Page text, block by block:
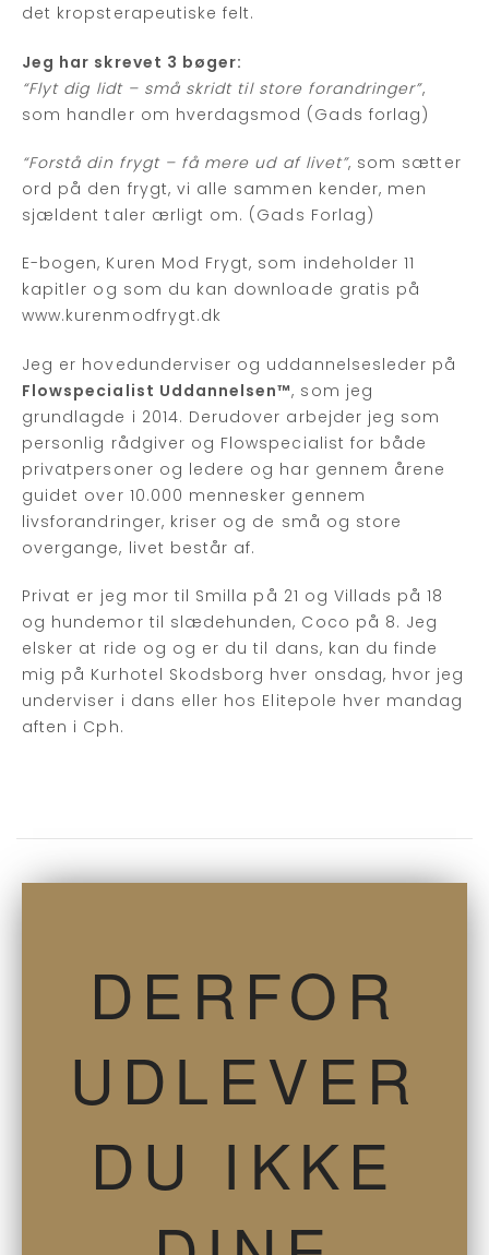
det kropsterapeutiske felt.
Jeg har skrevet 3 bøger:
“Flyt dig lidt – små skridt til store forandringer”,
som handler om hverdagsmod (Gads forlag)
“Forstå din frygt – få mere ud af livet”, som sætter
ord på den frygt, vi alle sammen kender, men
sjældent taler ærligt om. (Gads Forlag)
E-bogen, Kuren Mod Frygt, som indeholder 11
kapitler og som du kan downloade gratis på
www.kurenmodfrygt.dk
Jeg er hovedunderviser og uddannelsesleder på
Flowspecialist Uddannelsen™, som jeg
grundlagde i 2014. Derudover arbejder jeg som
personlig rådgiver og Flowspecialist for både
privatpersoner og ledere og har gennem årene
guidet over 10.000 mennesker gennem
livsforandringer, kriser og de små og store
overgange, livet består af.
Privat er jeg mor til Smilla på 21 og Villads på 18
og hundemor til slædehunden, Coco på 8. Jeg
elsker at ride og og er du til dans, kan du finde
mig på Kurhotel Skodsborg hver onsdag, hvor jeg
underviser i dans eller hos Elitepole hver mandag
aften i Cph.
DERFOR
UDLEVER
DU IKKE